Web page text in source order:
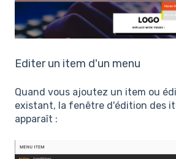
Editer un item d'un menu
Quand vous ajoutez un item ou
existant, la fenêtre d'édition des
apparaît :